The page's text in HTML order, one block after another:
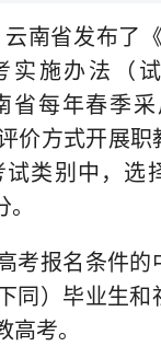
南省发布了
实施办法（
省每年春季采
价方式开展职
类别中，选
考报名条件的
同）毕业生
考。